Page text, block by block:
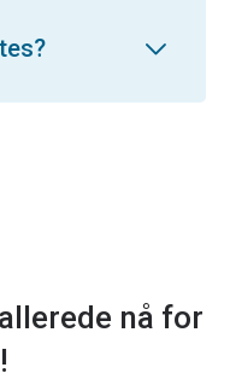
nå for